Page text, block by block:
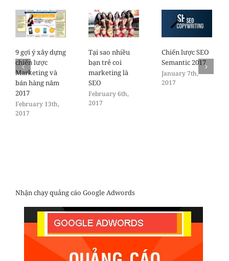
9 gợi ý xây dựng
chiến lược
Marketing và
bán hàng năm
2017
February 13th,
2017
Tại sao nhiều
bạn trẻ coi
marketing là
SEO
February 6th,
2017
Chiến lược SEO
Semantic 2017
January 7th,
2017
Nhận chạy quảng cáo Google Adwords